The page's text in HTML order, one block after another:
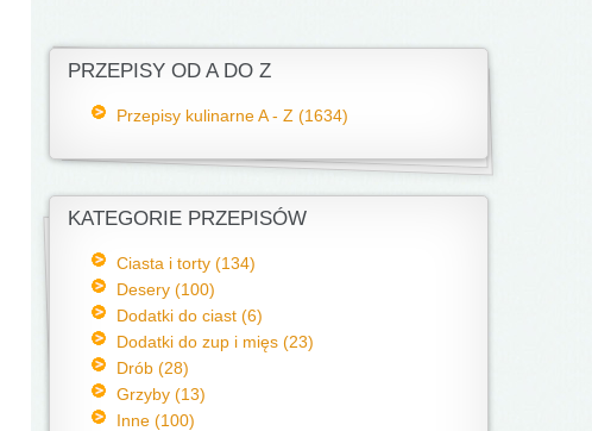
PRZEPISY OD A DO Z
Przepisy kulinarne A - Z (1634)
KATEGORIE PRZEPISÓW
Ciasta i torty (134)
Desery (100)
Dodatki do ciast (6)
Dodatki do zup i mięs (23)
Drób (28)
Grzyby (13)
Inne (100)